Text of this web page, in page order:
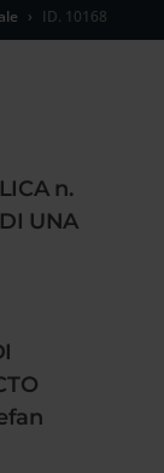
ID. 10168
n.
UNA